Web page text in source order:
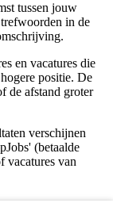
tussen jouw
in de
en vacatures die
positie. De
de afstand groter
verschijnen
(betaalde
vacatures van